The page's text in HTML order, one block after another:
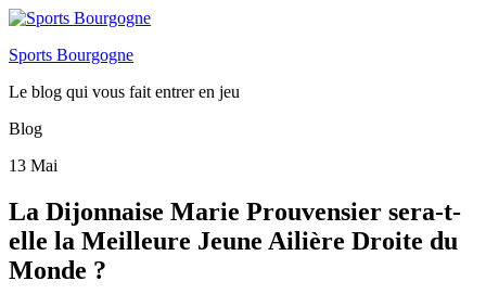
Sports Bourgogne
Le blog qui vous fait entrer en jeu
Blog
13 Mai
La Dijonnaise Marie Prouvensier sera-t-
elle la Meilleure Jeune Ailière Droite du
Monde ?